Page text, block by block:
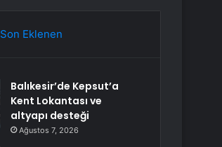
Son Eklenen
Balıkesir’de Kepsut’a
Kent Lokantası ve
altyapı desteği
Ağustos 7, 2026